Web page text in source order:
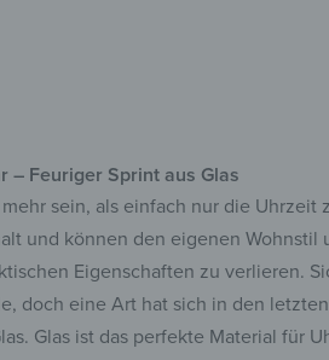
– Feuriger Sprint aus Glas
sein, als einfach nur die Uhrzeit
und können den eigenen Wohnstil
Eigenschaften zu verlieren.
doch eine Art hat sich in den
Glas ist das perfekte Material für